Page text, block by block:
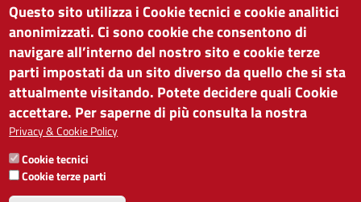
CAMERA DI COMMERCIO DI BOLZANO
via Alto Adige 60 | I-39100 Bolzano
tel. 0471 945 511 |info@camcom.bz.it
Partita IVA: 00376420212
ISTITUTO PER LA PROMOZIONE DELLO
SVILUPPO ECONOMICO
Partita IVA: 01716880214
Questo sito utilizza i Cookie tecnici e cookie analitici
anonimizzati. Ci sono cookie che consentono di
navigare all’interno del nostro sito e cookie terze
parti impostati da un sito diverso da quello che si sta
attualmente visitando. Potete decidere quali Cookie
accettare. Per saperne di più consulta la nostra
Privacy & Cookie Policy
Cookie tecnici
Cookie terze parti